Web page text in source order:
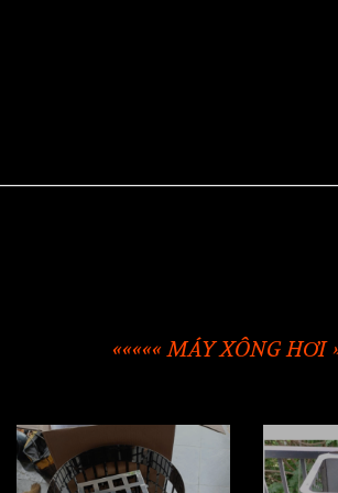
««««« MÁY XÔNG HƠI